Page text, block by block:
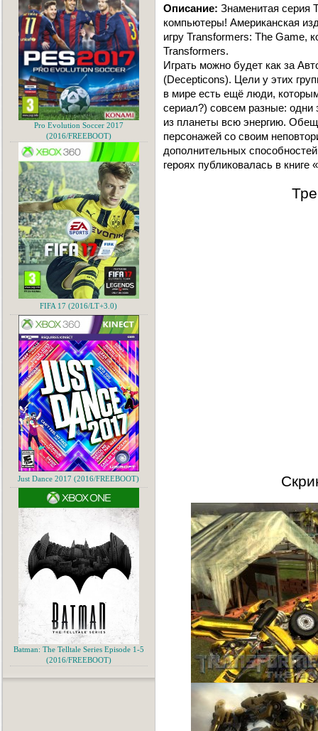
Описание: Знаменитая серия
компьютеры! Американская
игру Transformers: The Game,
Transformers.
Играть можно будет как за
(Decepticons). Цели у этих
в мире есть ещё люди,
сериал?) совсем разные:
из планеты всю энергию.
персонажей со своим
дополнительных
героях публиковалась в
Pro Evolution Soccer 2017
(2016/FREEBOOT)
FIFA 17 (2016/LT+3.0)
Just Dance 2017 (2016/FREEBOOT)
Batman: The Telltale Series Episode 1-5
(2016/FREEBOOT)